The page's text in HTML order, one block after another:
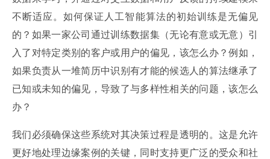
不断适应。如何保证人工智能算法的初始训练是无偏见
的？如果一家公司通过训练数据集（无论有意或无意）引
入了对特定类别的客户或用户的偏见，该怎么办？例如，
如果负责从一堆简历中识别有才能的候选人的算法继承了
已知或未知的偏见，导致了与多样性相关的问题，该怎么
办？
我们必须确保这些系统对其决策过程是透明的。这是允许
更好地处理边缘案例的关键，同时支持更广泛的受众和社